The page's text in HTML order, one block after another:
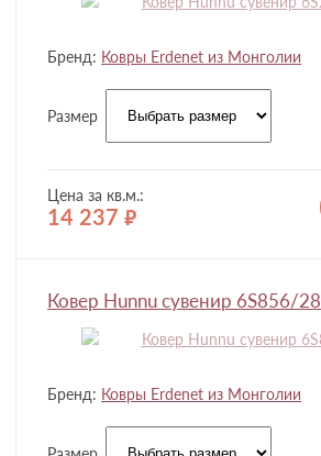
Бренд: Ковры Erdenet из Монголии
Размер
Цена за кв.м.:
14 237 руб.
Ковер Hunnu сувенир 6S856/28
Бренд: Ковры Erdenet из Монголии